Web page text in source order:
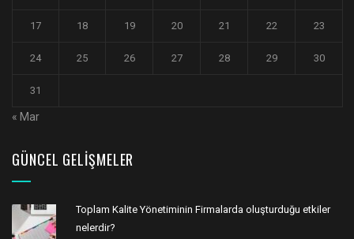
17 18 19 20 21 22 23
24 25 26 27 28 29 30
31
« Mar
GÜNCEL GELIŞMELER
Toplam Kalite Yönetiminin Firmalarda oluşturduğu etkiler
nelerdir?